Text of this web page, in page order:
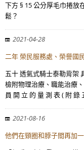
下方 § 15 公分厚毛巾捲放
鬆？
2021-04-28
二年 榮民服務處、榮譽國
五十 透氣式騎士泰勒背架
檢附物理治療、職能治療
員 開 立 的 量 測 表 ( 附
2021-08-16
他們在頸圈和脖子間再加